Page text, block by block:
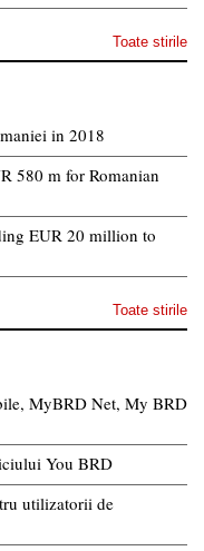
Toate stirile
in 2018
580 m for Romanian
EUR 20 million to
Toate stirile
MyBRD Net, My BRD
You BRD
utilizatorii de